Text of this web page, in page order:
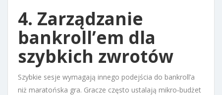
4. Zarządzanie
bankroll’em dla
szybkich zwrotów
Szybkie sesje wymagają innego podejścia do bankroll’a
niż maratońska gra. Gracze często ustalają mikro‑budżet